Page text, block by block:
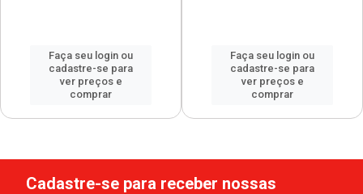
Faça seu login ou
cadastre-se para
ver preços e
comprar
Faça seu login ou
cadastre-se para
ver preços e
comprar
Cadastre-se para receber nossas